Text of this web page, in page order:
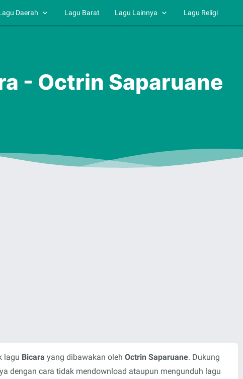
Daerah Lagu Barat Lagu Lainnya Lagu Religi
- Octrin Saparuane
lagu Bicara yang dibawakan oleh Octrin Saparuane. Dukung
dengan cara tidak mendownload ataupun mengunduh lagu